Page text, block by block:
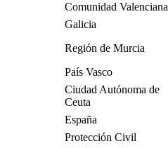
Comunidad Valenciana
Galicia
Región de Murcia
País Vasco
Ciudad Autónoma de
Ceuta
España
Protección Civil